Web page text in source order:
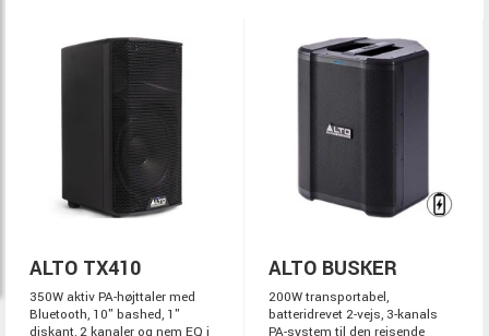
ALTO TX410
350W aktiv PA-højttaler med
Bluetooth, 10" bashed, 1"
diskant, 2 kanaler og nem EQ i
ALTO BUSKER
200W transportabel,
batteridrevet 2-vejs, 3-kanals
PA-system til den rejsende